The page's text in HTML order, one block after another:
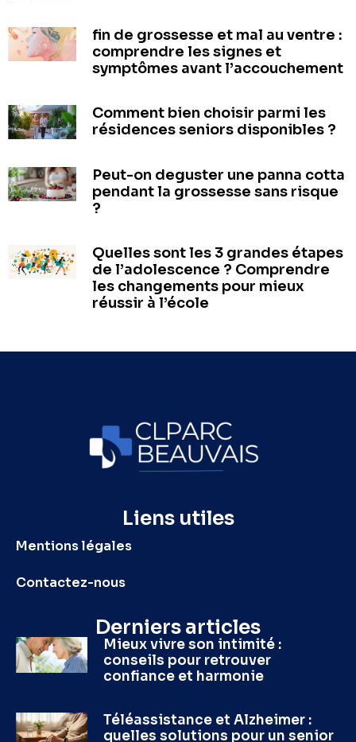
fin de grossesse et mal au ventre :
comprendre les signes et
symptômes avant l’accouchement
Comment bien choisir parmi les
résidences seniors disponibles ?
Peut-on deguster une panna cotta
pendant la grossesse sans risque
?
Quelles sont les 3 grandes étapes
de l’adolescence ? Comprendre
les changements pour mieux
réussir à l’école
Liens utiles
Mentions légales
Contactez-nous
Derniers articles
Mieux vivre son intimité :
conseils pour retrouver
confiance et harmonie
Téléassistance et Alzheimer :
quelles solutions pour un senior